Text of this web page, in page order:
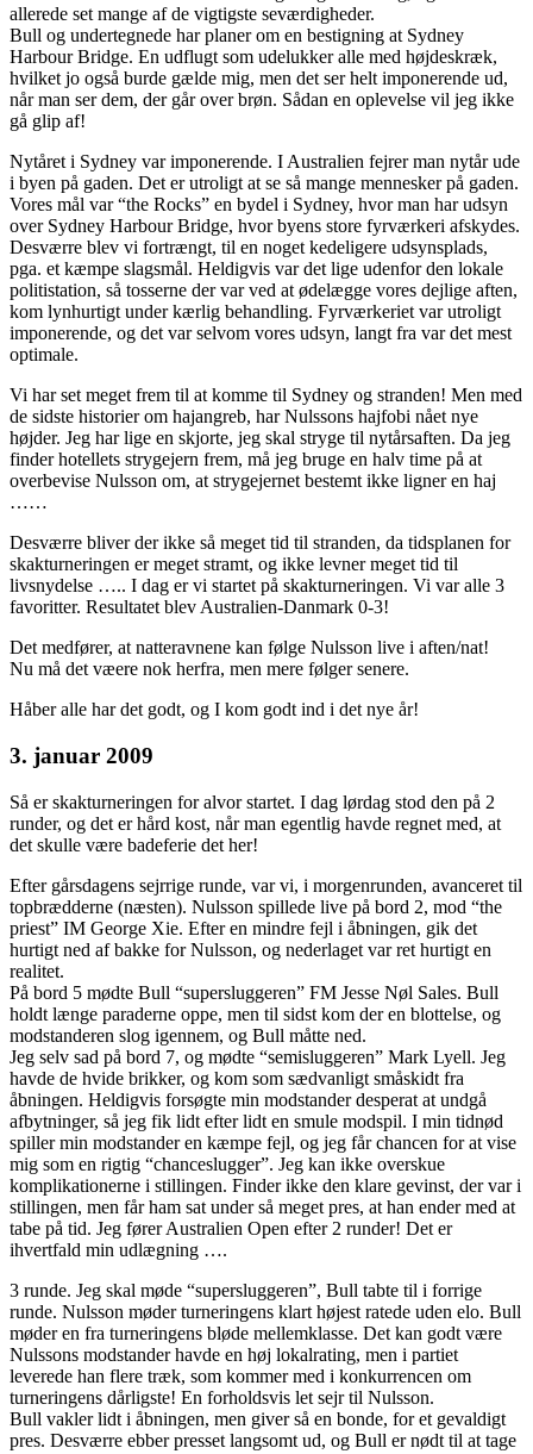
allerede set mange af de vigtigste seværdigheder.
Bull og undertegnede har planer om en bestigning at Sydney
Harbour Bridge. En udflugt som udelukker alle med højdeskræk,
hvilket jo også burde gælde mig, men det ser helt imponerende ud,
når man ser dem, der går over brøn. Sådan en oplevelse vil jeg ikke
gå glip af!
Nytåret i Sydney var imponerende. I Australien fejrer man nytår ude
i byen på gaden. Det er utroligt at se så mange mennesker på gaden.
Vores mål var “the Rocks” en bydel i Sydney, hvor man har udsyn
over Sydney Harbour Bridge, hvor byens store fyrværkeri afskydes.
Desværre blev vi fortrængt, til en noget kedeligere udsynsplads,
pga. et kæmpe slagsmål. Heldigvis var det lige udenfor den lokale
politistation, så tosserne der var ved at ødelægge vores dejlige aften,
kom lynhurtigt under kærlig behandling. Fyrværkeriet var utroligt
imponerende, og det var selvom vores udsyn, langt fra var det mest
optimale.
Vi har set meget frem til at komme til Sydney og stranden! Men med
de sidste historier om hajangreb, har Nulssons hajfobi nået nye
højder. Jeg har lige en skjorte, jeg skal stryge til nytårsaften. Da jeg
finder hotellets strygejern frem, må jeg bruge en halv time på at
overbevise Nulsson om, at strygejernet bestemt ikke ligner en haj
……
Desværre bliver der ikke så meget tid til stranden, da tidsplanen for
skakturneringen er meget stramt, og ikke levner meget tid til
livsnydelse ….. I dag er vi startet på skakturneringen. Vi var alle 3
favoritter. Resultatet blev Australien-Danmark 0-3!
Det medfører, at natteravnene kan følge Nulsson live i aften/nat!
Nu må det væere nok herfra, men mere følger senere.
Håber alle har det godt, og I kom godt ind i det nye år!
3. januar 2009
Så er skakturneringen for alvor startet. I dag lørdag stod den på 2
runder, og det er hård kost, når man egentlig havde regnet med, at
det skulle være badeferie det her!
Efter gårsdagens sejrrige runde, var vi, i morgenrunden, avanceret til
topbrædderne (næsten). Nulsson spillede live på bord 2, mod “the
priest” IM George Xie. Efter en mindre fejl i åbningen, gik det
hurtigt ned af bakke for Nulsson, og nederlaget var ret hurtigt en
realitet.
På bord 5 mødte Bull “supersluggeren” FM Jesse Nøl Sales. Bull
holdt længe paraderne oppe, men til sidst kom der en blottelse, og
modstanderen slog igennem, og Bull måtte ned.
Jeg selv sad på bord 7, og mødte “semisluggeren” Mark Lyell. Jeg
havde de hvide brikker, og kom som sædvanligt småskidt fra
åbningen. Heldigvis forsøgte min modstander desperat at undgå
afbytninger, så jeg fik lidt efter lidt en smule modspil. I min tidnød
spiller min modstander en kæmpe fejl, og jeg får chancen for at vise
mig som en rigtig “chanceslugger”. Jeg kan ikke overskue
komplikationerne i stillingen. Finder ikke den klare gevinst, der var i
stillingen, men får ham sat under så meget pres, at han ender med at
tabe på tid. Jeg fører Australien Open efter 2 runder! Det er
ihvertfald min udlægning ….
3 runde. Jeg skal møde “supersluggeren”, Bull tabte til i forrige
runde. Nulsson møder turneringens klart højest ratede uden elo. Bull
møder en fra turneringens bløde mellemklasse. Det kan godt være
Nulssons modstander havde en høj lokalrating, men i partiet
leverede han flere træk, som kommer med i konkurrencen om
turneringens dårligste! En forholdsvis let sejr til Nulsson.
Bull vakler lidt i åbningen, men giver så en bonde, for et gevaldigt
pres. Desværre ebber presset langsomt ud, og Bull er nødt til at tage